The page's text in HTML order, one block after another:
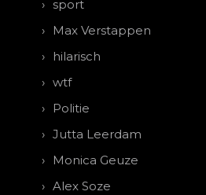
sport
Max Verstappen
hilarisch
wtf
Politie
Jutta Leerdam
Monica Geuze
Alex Soze